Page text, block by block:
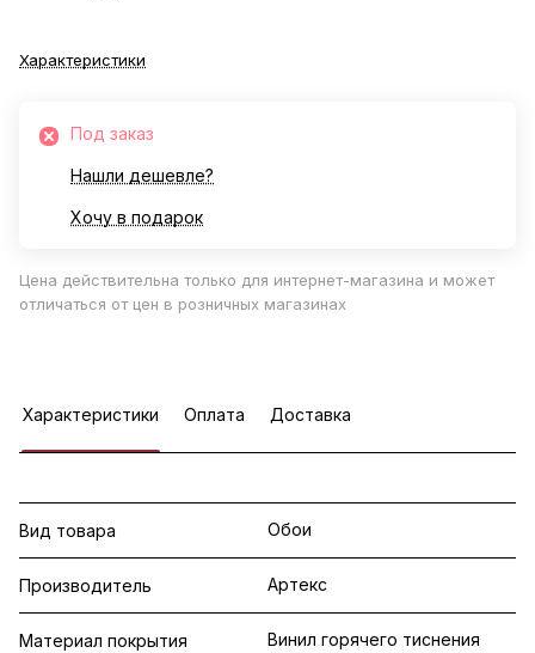
Характеристики
Под заказ
Нашли дешевле?
Хочу в подарок
Цена действительна только для интернет-магазина и может
отличаться от цен в розничных магазинах
Характеристики Оплата Доставка
Вид товара Обои
Производитель Артекс
Материал покрытия Винил горячего тиснения